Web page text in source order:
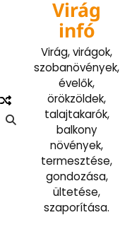
Virág
infó
Virág, virágok,
szobanövények,
évelők,
örökzöldek,
talajtakarók,
balkony
növények,
termesztése,
gondozása,
ültetése,
szaporítása.